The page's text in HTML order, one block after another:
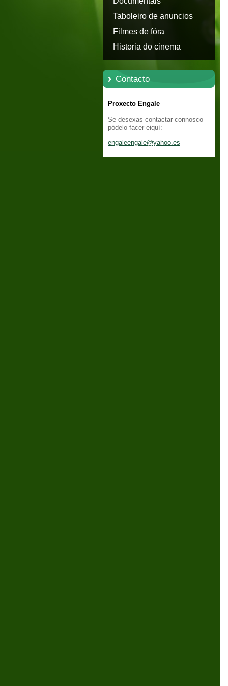
Taboleiro de anuncios
Filmes de fóra
Historia do cinema
Contacto
Proxecto Engale
Se desexas contactar connosco
pódelo facer eiquí:
engaleengale@yahoo.es